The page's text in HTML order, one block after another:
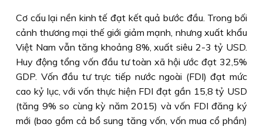
Cơ cấu lại nền kinh tế đạt kết quả bước đầu. Trong bối
cảnh thương mại thế giới giảm mạnh, nhưng xuất khẩu
Việt Nam vẫn tăng khoảng 8%, xuất siêu 2-3 tỷ USD.
Huy động tổng vốn đầu tư toàn xã hội ước đạt 32,5%
GDP. Vốn đầu tư trực tiếp nước ngoài (FDI) đạt mức
cao kỷ lục, với vốn thực hiện FDI đạt gần 15,8 tỷ USD
(tăng 9% so cùng kỳ năm 2015) và vốn FDI đăng ký
mới (bao gồm cả bổ sung tăng vốn, vốn mua cổ phần)